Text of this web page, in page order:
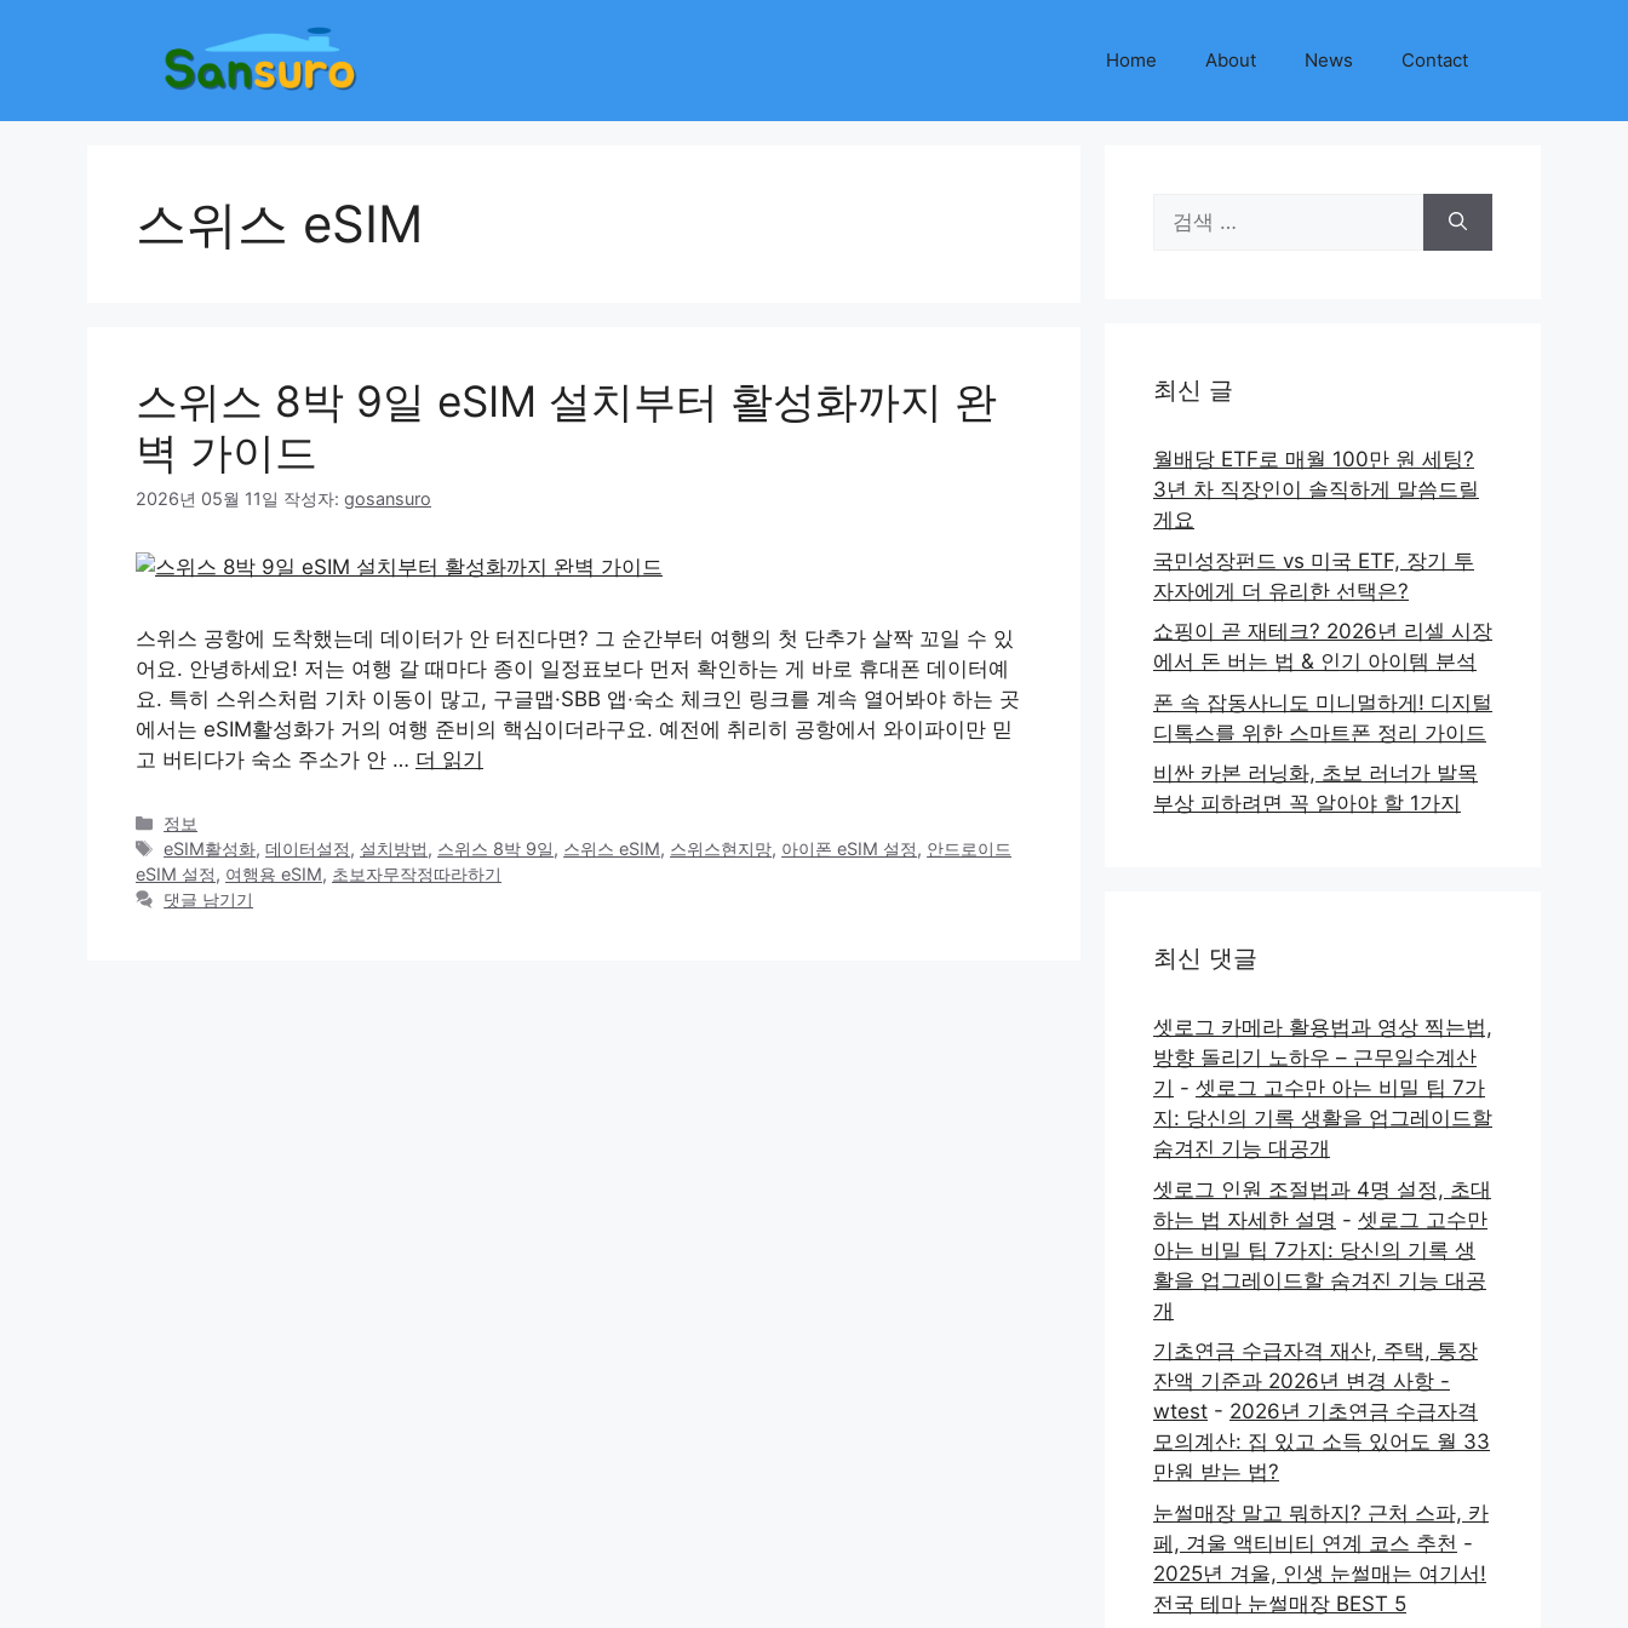
Home About News Contact
스위스 eSIM
스위스 8박 9일 eSIM 설치부터 활성화까지 완
벽 가이드
2026년 05월 11일 작성자: gosansuro
스위스 공항에 도착했는데 데이터가 안 터진다면? 그 순간부터 여행의 첫 단추가 살짝 꼬일 수 있
어요. 안녕하세요! 저는 여행 갈 때마다 종이 일정표보다 먼저 확인하는 게 바로 휴대폰 데이터예
요. 특히 스위스처럼 기차 이동이 많고, 구글맵·SBB 앱·숙소 체크인 링크를 계속 열어봐야 하는 곳
에서는 eSIM활성화가 거의 여행 준비의 핵심이더라구요. 예전에 취리히 공항에서 와이파이만 믿
고 버티다가 숙소 주소가 안 … 더 읽기
카
테
고
리
정보
태
그
eSIM활성화,데이터설정, 설치방법, 스위스 8박 9일, 스위스 eSIM, 스위스현지망, 아이폰 eSIM 설정, 안드로이드
eSIM 설정, 여행용 eSIM, 초보자무작정따라하기
댓글 남기기
색:
최신 글
월배당 ETF로 매월 100만 원 세팅?
3년 차 직장인이 솔직하게 말씀드릴
게요
국민성장펀드 vs 미국 ETF, 장기 투
자자에게 더 유리한 선택은?
쇼핑이 곧 재테크? 2026년 리셀 시장
에서 돈 버는 법 & 인기 아이템 분석
폰 속 잡동사니도 미니멀하게! 디지털
디톡스를 위한 스마트폰 정리 가이드
비싼 카본 러닝화, 초보 러너가 발목
부상 피하려면 꼭 알아야 할 1가지
최신 댓글
셋로그 카메라 활용법과 영상 찍는법,
방향 돌리기 노하우 – 근무일수계산
기 - 셋로그 고수만 아는 비밀 팁 7가
지: 당신의 기록 생활을 업그레이드할
숨겨진 기능 대공개
셋로그 인원 조절법과 4명 설정, 초대
하는 법 자세한 설명 - 셋로그 고수만
아는 비밀 팁 7가지: 당신의 기록 생
활을 업그레이드할 숨겨진 기능 대공
개
기초연금 수급자격 재산, 주택, 통장
잔액 기준과 2026년 변경 사항 -
wtest - 2026년 기초연금 수급자격
모의계산: 집 있고 소득 있어도 월 33
만원 받는 법?
눈썰매장 말고 뭐하지? 근처 스파, 카
페, 겨울 액티비티 연계 코스 추천 -
2025년 겨울, 인생 눈썰매는 여기서!
전국 테마 눈썰매장 BEST 5